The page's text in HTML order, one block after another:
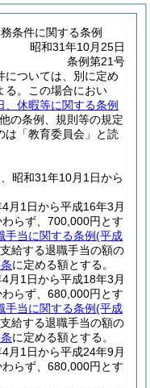
条件に関する条例
昭和31年10月25日
条例第21号
については、別に定め
。
この場合におい
休暇等に関する条例
の条例、規則等の規定
は「教育委員会」と読
昭和31年10月1日から
月1日から平成16年3月
らず、700,000円とす
手当に関する条例(平成
給する退職手当の額の
に定める額とする。
月1日から平成18年3月
らず、680,000円とす
手当に関する条例(平成
給する退職手当の額の
に定める額とする。
月1日から平成24年9月
らず、680,000円とす